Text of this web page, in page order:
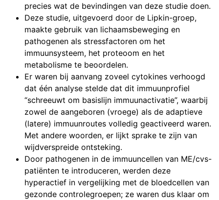
precies wat de bevindingen van deze studie doen.
Deze studie, uitgevoerd door de Lipkin-groep,
maakte gebruik van lichaamsbeweging en
pathogenen als stressfactoren om het
immuunsysteem, het proteoom en het
metabolisme te beoordelen.
Er waren bij aanvang zoveel cytokines verhoogd
dat één analyse stelde dat dit immuunprofiel
“schreeuwt om basislijn immuunactivatie”, waarbij
zowel de aangeboren (vroege) als de adaptieve
(latere) immuunroutes volledig geactiveerd waren.
Met andere woorden, er lijkt sprake te zijn van
wijdverspreide ontsteking.
Door pathogenen in de immuuncellen van ME/cvs-
patiënten te introduceren, werden deze
hyperactief in vergelijking met de bloedcellen van
gezonde controlegroepen; ze waren dus klaar om